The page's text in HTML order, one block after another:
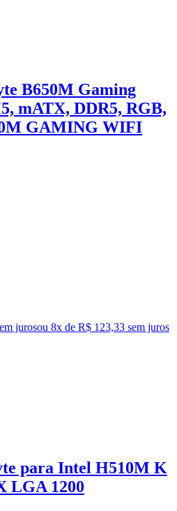
B650M Gaming
mATX, DDR5, RGB,
GAMING WIFI
jurosou 8x de R$ 123,33 sem juros
para Intel H510M K
LGA 1200